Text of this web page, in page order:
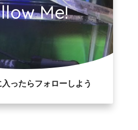
Me!
ったらフォローしよう